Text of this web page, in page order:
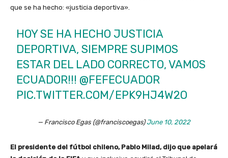
que se ha hecho: «justicia deportiva».
HOY SE HA HECHO JUSTICIA
DEPORTIVA, SIEMPRE SUPIMOS
ESTAR DEL LADO CORRECTO, VAMOS
ECUADOR!!! @FEFECUADOR
PIC.TWITTER.COM/EPK9HJ4W2O
— Francisco Egas (@franciscoegas)June 10, 2022
El presidente del fútbol chileno, Pablo Milad, dijo que apelará